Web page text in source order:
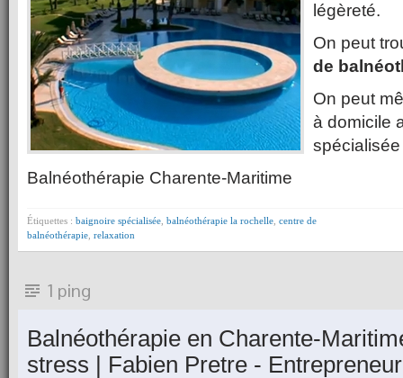
légèreté.
On peut
de
On peut
à domicile
spécialisée
Balnéothérapie Charente-Maritime
Étiquettes : baignoire spécialisée balnéothérapie la rochelle centre de
balnéothérapie relaxation
1 ping
Balnéothérapie en Charente-
stress | Fabien Pretre -